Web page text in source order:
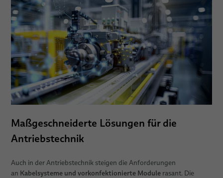
Maßgeschneiderte Lösungen für die
Antriebstechnik
Auch in der Antriebstechnik steigen die Anforderungen
an Kabelsysteme und vorkonfektionierte Modulerasant. Die